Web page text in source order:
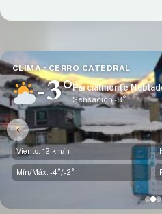
CLIMA · CERRO CATEDRAL
-3°Parcialmente
Sensación -8°
Viento: 12 km/h
Mín/Máx: -4°/-2°
‹